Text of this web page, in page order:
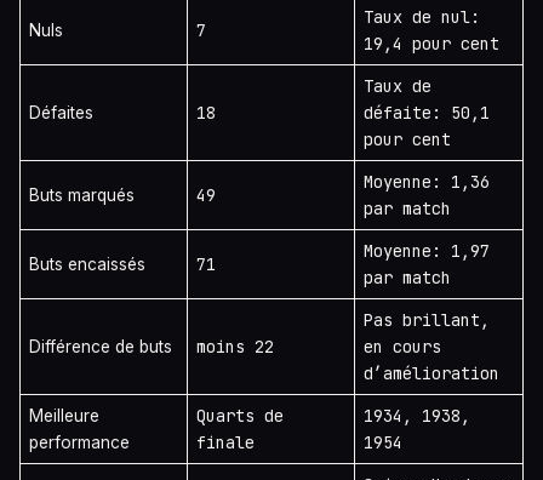
Nuls 7
Taux de nul:
19,4 pour cent
Défaites 18
Taux de
défaite: 50,1
pour cent
Buts marqués 49
Moyenne: 1,36
par match
Buts encaissés 71
Moyenne: 1,97
par match
Différence de buts moins 22
Pas brillant,
en cours
d’amélioration
Meilleure
performance
Quarts de
finale
1934, 1938,
1954